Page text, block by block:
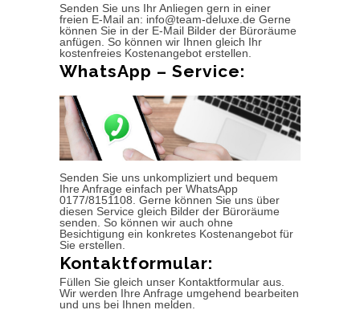
Senden Sie uns Ihr Anliegen gern in einer
freien E-Mail an: info@team-deluxe.de Gerne
können Sie in der E-Mail Bilder der Büroräume
anfügen. So können wir Ihnen gleich Ihr
kostenfreies Kostenangebot erstellen.
WhatsApp – Service:
Senden Sie uns unkompliziert und bequem
Ihre Anfrage einfach per WhatsApp
0177/8151108. Gerne können Sie uns über
diesen Service gleich Bilder der Büroräume
senden. So können wir auch ohne
Besichtigung ein konkretes Kostenangebot für
Sie erstellen.
Kontaktformular:
Füllen Sie gleich unser Kontaktformular aus.
Wir werden Ihre Anfrage umgehend bearbeiten
und uns bei Ihnen melden.